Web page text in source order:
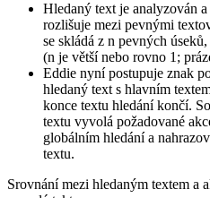
Hledaný text je analyzován
rozlišuje mezi pevnými
se skládá z n pevných
(n je větší nebo rovno 1;
Eddie nyní postupuje znak
hledaný text s hlavním
konce textu hledání končí.
textu vyvolá požadované
globálním hledání a
textu.
Srovnání mezi hledaným textem a